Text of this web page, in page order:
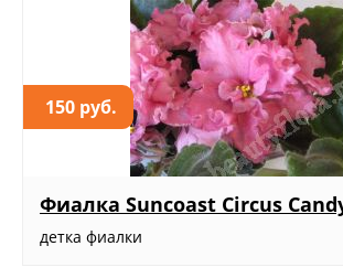
150 руб.
Фиалка Suncoast Circus
детка фиалки